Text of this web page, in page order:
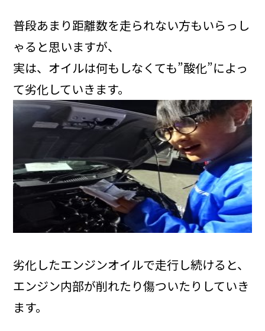
普段あまり距離数を走られない方もいらっし
ゃると思いますが、
実は、オイルは何もしなくても”酸化”によっ
て劣化していきます。
劣化したエンジンオイルで走行し続けると、
エンジン内部が削れたり傷ついたりしていき
ます。